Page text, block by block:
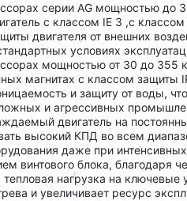
серии AG мощностью до
с классом IE 3 ,с
двигателя от внешних
условиях
мощностью от 30 до 355
магнитах с классом защиты
и защиту от воды,
и агрессивных
двигатель на
высокий КПД во всем
даже при
винтового блока, благодаря
тепловая нагрузка на
и увеличивает ресурс